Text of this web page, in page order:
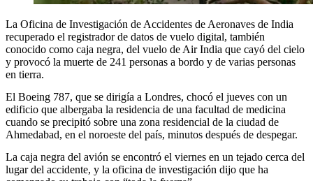
La Oficina de Investigación de Accidentes de Aeronaves de India
recuperado el registrador de datos de vuelo digital, también
conocido como caja negra, del vuelo de Air India que cayó del cielo
y provocó la muerte de 241 personas a bordo y de varias personas
en tierra.
El Boeing 787, que se dirigía a Londres, chocó el jueves con un
edificio que albergaba la residencia de una facultad de medicina
cuando se precipitó sobre una zona residencial de la ciudad de
Ahmedabad, en el noroeste del país, minutos después de despegar.
La caja negra del avión se encontró el viernes en un tejado cerca del
lugar del accidente, y la oficina de investigación dijo que ha